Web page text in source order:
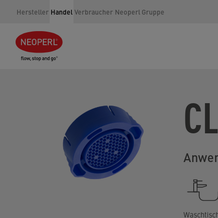
Hersteller Handel Verbraucher Neoperl Gruppe